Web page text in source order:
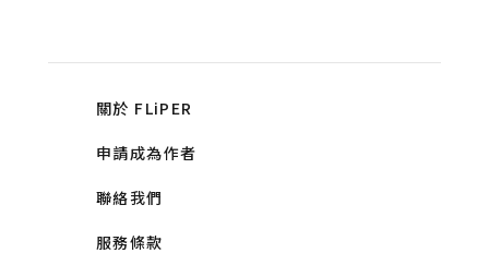
關於 FLiPER
申請成為作者
聯絡我們
服務條款